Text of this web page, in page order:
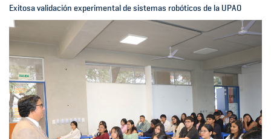
Exitosa validación experimental de sistemas robóticos de la UPAO